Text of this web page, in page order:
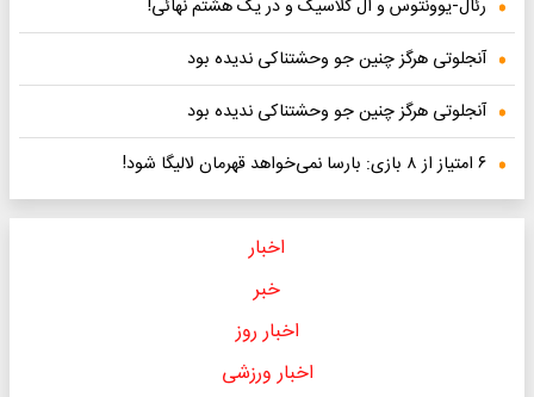
رئال-یوونتوس و ال‌ کلاسیک و در یک هشتم نهائی!
آنجلوتی هرگز چنین جو وحشتناکی ندیده بود
آنجلوتی هرگز چنین جو وحشتناکی ندیده بود
۶ امتیاز از ۸ بازی: بارسا نمی‌خواهد قهرمان لالیگا شود!
اخبار
خبر
اخبار روز
اخبار ورزشی